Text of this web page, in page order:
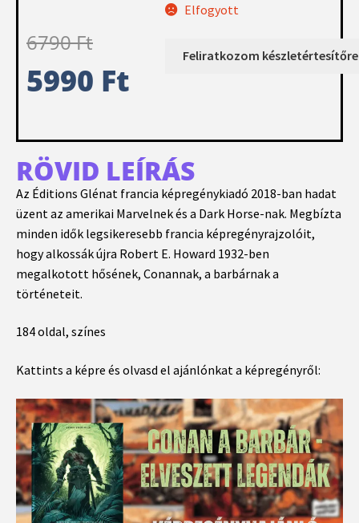
6790Ft
5990 Ft
Elfogyott
RÖVID LEÍRÁS
Az Éditions Glénat francia képregénykiadó 2018-ban hadat
üzent az amerikai Marvelnek és a Dark Horse-nak. Megbízta
minden idők legsikeresebb francia képregényrajzolóit,
hogy alkossák újra Robert E. Howard 1932-ben
megalkotott hősének, Conannak, a barbárnak a
történeteit.
184 oldal, színes
Kattints a képre és olvasd el ajánlónkat a képregényről: